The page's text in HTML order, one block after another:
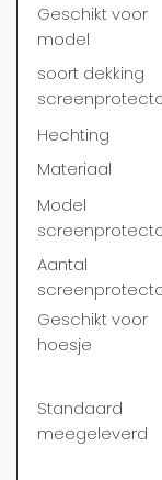
Geschikt voor
model
soort dekking
Hechting
Materiaal
Model
Aantal
Geschikt voor
hoesje
Standaard
meegeleverd